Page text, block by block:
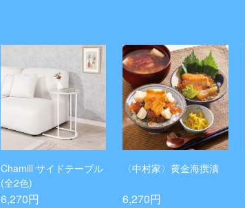
Chamill サイドテーブル
(全2色)
6,270円
〈中村家〉黄金海撰漬
6,270円